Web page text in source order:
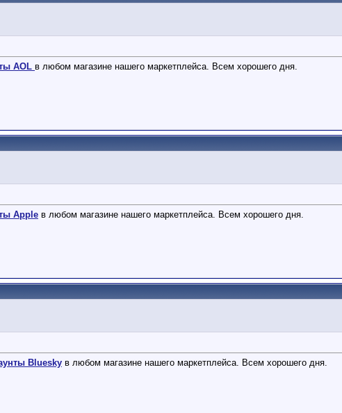
AOL в любом магазине нашего маркетплейса. Всем хорошего дня.
Apple в любом магазине нашего маркетплейса. Всем хорошего дня.
Bluesky в любом магазине нашего маркетплейса. Всем хорошего дня.